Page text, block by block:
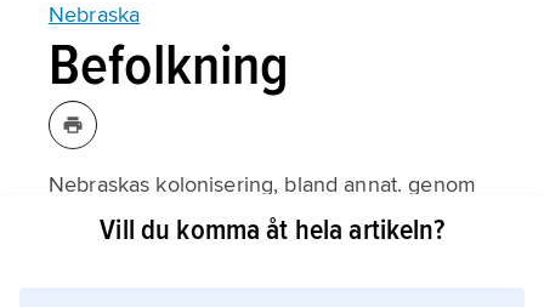
Nebraska
Befolkning
Nebraskas kolonisering, bland annat. genom
svenska invandrare, tog fart på 1860-talet efter
Vill du komma åt hela artikeln?